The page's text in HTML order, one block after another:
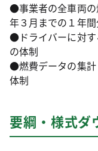
●事業者の全車両の
年３月までの１年間
●ドライバーに対す
の体制
●燃費データの集計
体制
要綱・様式ダ